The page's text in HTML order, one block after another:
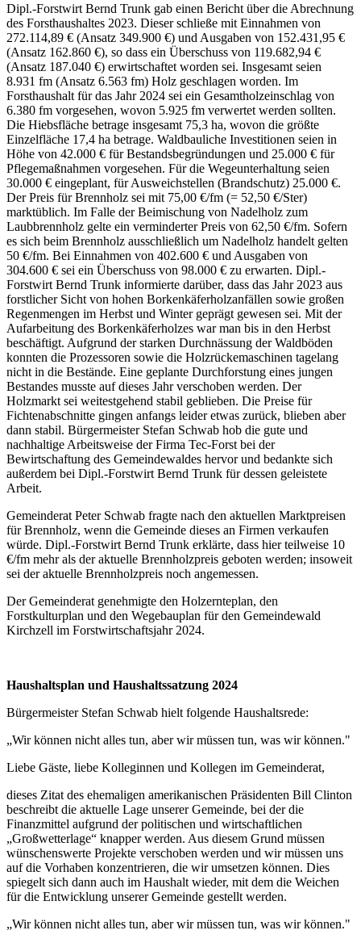
Dipl.-Forstwirt Bernd Trunk gab einen Bericht über die Abrechnung
des Forsthaushaltes 2023. Dieser schließe mit Einnahmen von
272.114,89 € (Ansatz 349.900 €) und Ausgaben von 152.431,95 €
(Ansatz 162.860 €), so dass ein Überschuss von 119.682,94 €
(Ansatz 187.040 €) erwirtschaftet worden sei. Insgesamt seien
8.931 fm (Ansatz 6.563 fm) Holz geschlagen worden. Im
Forsthaushalt für das Jahr 2024 sei ein Gesamtholzeinschlag von
6.380 fm vorgesehen, wovon 5.925 fm verwertet werden sollten.
Die Hiebsfläche betrage insgesamt 75,3 ha, wovon die größte
Einzelfläche 17,4 ha betrage. Waldbauliche Investitionen seien in
Höhe von 42.000 € für Bestandsbegründungen und 25.000 € für
Pflegemaßnahmen vorgesehen. Für die Wegeunterhaltung seien
30.000 € eingeplant, für Ausweichstellen (Brandschutz) 25.000 €.
Der Preis für Brennholz sei mit 75,00 €/fm (= 52,50 €/Ster)
marktüblich. Im Falle der Beimischung von Nadelholz zum
Laubbrennholz gelte ein verminderter Preis von 62,50 €/fm. Sofern
es sich beim Brennholz ausschließlich um Nadelholz handelt gelten
50 €/fm. Bei Einnahmen von 402.600 € und Ausgaben von
304.600 € sei ein Überschuss von 98.000 € zu erwarten. Dipl.-
Forstwirt Bernd Trunk informierte darüber, dass das Jahr 2023 aus
forstlicher Sicht von hohen Borkenkäferholzanfällen sowie großen
Regenmengen im Herbst und Winter geprägt gewesen sei. Mit der
Aufarbeitung des Borkenkäferholzes war man bis in den Herbst
beschäftigt. Aufgrund der starken Durchnässung der Waldböden
konnten die Prozessoren sowie die Holzrückemaschinen tagelang
nicht in die Bestände. Eine geplante Durchforstung eines jungen
Bestandes musste auf dieses Jahr verschoben werden. Der
Holzmarkt sei weitestgehend stabil geblieben. Die Preise für
Fichtenabschnitte gingen anfangs leider etwas zurück, blieben aber
dann stabil. Bürgermeister Stefan Schwab hob die gute und
nachhaltige Arbeitsweise der Firma Tec-Forst bei der
Bewirtschaftung des Gemeindewaldes hervor und bedankte sich
außerdem bei Dipl.-Forstwirt Bernd Trunk für dessen geleistete
Arbeit.
Gemeinderat Peter Schwab fragte nach den aktuellen Marktpreisen
für Brennholz, wenn die Gemeinde dieses an Firmen verkaufen
würde. Dipl.-Forstwirt Bernd Trunk erklärte, dass hier teilweise 10
€/fm mehr als der aktuelle Brennholzpreis geboten werden; insoweit
sei der aktuelle Brennholzpreis noch angemessen.
Der Gemeinderat genehmigte den Holzernteplan, den
Forstkulturplan und den Wegebauplan für den Gemeindewald
Kirchzell im Forstwirtschaftsjahr 2024.
Haushaltsplan und Haushaltssatzung 2024
Bürgermeister Stefan Schwab hielt folgende Haushaltsrede:
„Wir können nicht alles tun, aber wir müssen tun, was wir können."
Liebe Gäste, liebe Kolleginnen und Kollegen im Gemeinderat,
dieses Zitat des ehemaligen amerikanischen Präsidenten Bill Clinton
beschreibt die aktuelle Lage unserer Gemeinde, bei der die
Finanzmittel aufgrund der politischen und wirtschaftlichen
„Großwetterlage“ knapper werden. Aus diesem Grund müssen
wünschenswerte Projekte verschoben werden und wir müssen uns
auf die Vorhaben konzentrieren, die wir umsetzen können. Dies
spiegelt sich dann auch im Haushalt wieder, mit dem die Weichen
für die Entwicklung unserer Gemeinde gestellt werden.
„Wir können nicht alles tun, aber wir müssen tun, was wir können."